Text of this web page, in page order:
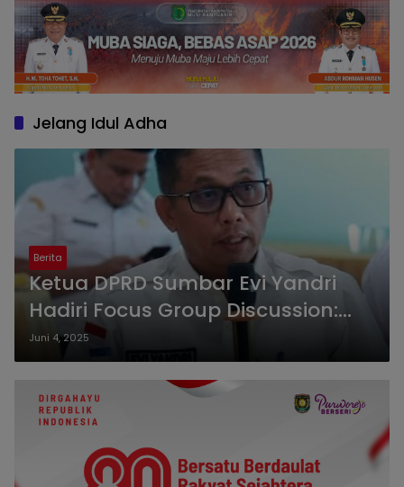
Jelang Idul Adha
Berita
Ketua DPRD Sumbar Evi Yandri
Hadiri Focus Group Discussion:
Pentingnya Sinergi Lintas Sektor
Jelang Idul Adha 1446 H
Juni 4, 2025